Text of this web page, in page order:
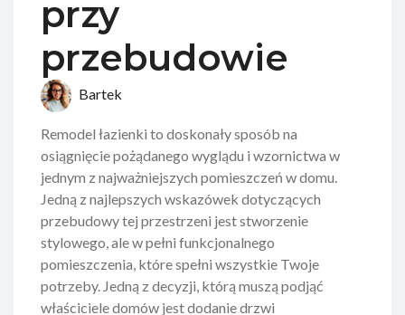
przy
przebudowie
Bartek
Remodel łazienki to doskonały sposób na
osiągnięcie pożądanego wyglądu i wzornictwa w
jednym z najważniejszych pomieszczeń w domu.
Jedną z najlepszych wskazówek dotyczących
przebudowy tej przestrzeni jest stworzenie
stylowego, ale w pełni funkcjonalnego
pomieszczenia, które spełni wszystkie Twoje
potrzeby. Jedną z decyzji, którą muszą podjąć
właściciele domów jest dodanie drzwi